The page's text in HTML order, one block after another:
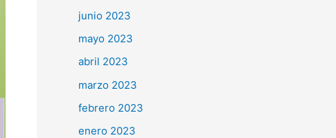
junio 2023
mayo 2023
abril 2023
marzo 2023
febrero 2023
enero 2023